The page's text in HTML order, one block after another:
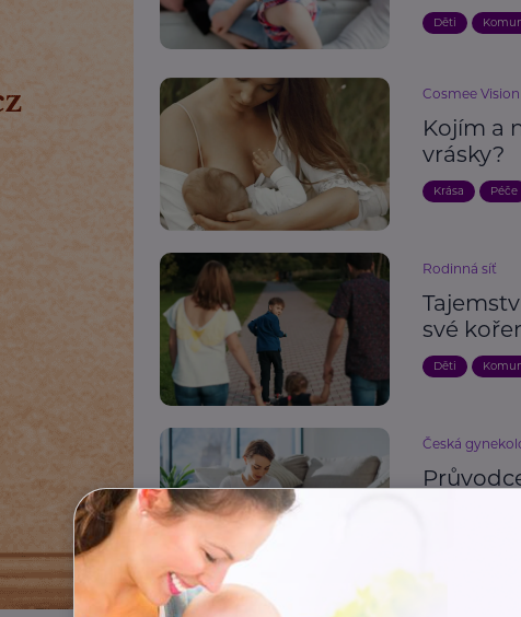
Děti
Cosmee Vision
Kojím a
vrásky?
Krása Péče
Rodinná síť
své
Děti
Česká